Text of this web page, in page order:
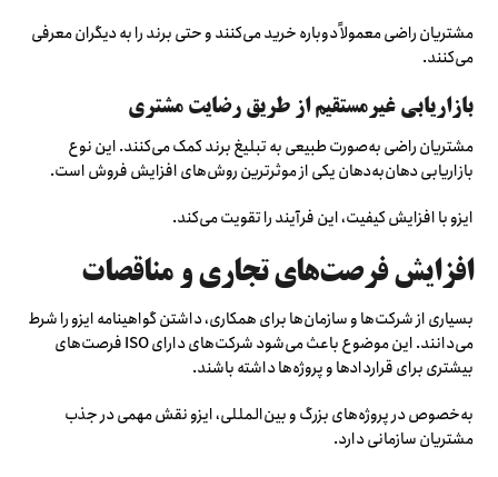
مشتریان راضی معمولاً دوباره خرید می‌کنند و حتی برند را به دیگران معرفی
می‌کنند.
بازاریابی غیرمستقیم از طریق رضایت مشتری
مشتریان راضی به‌صورت طبیعی به تبلیغ برند کمک می‌کنند. این نوع
بازاریابی دهان‌به‌دهان یکی از موثرترین روش‌های افزایش فروش است.
ایزو با افزایش کیفیت، این فرآیند را تقویت می‌کند.
افزایش فرصت‌های تجاری و مناقصات
بسیاری از شرکت‌ها و سازمان‌ها برای همکاری، داشتن گواهینامه ایزو را شرط
می‌دانند. این موضوع باعث می‌شود شرکت‌های دارای ISO فرصت‌های
بیشتری برای قراردادها و پروژه‌ها داشته باشند.
به‌خصوص در پروژه‌های بزرگ و بین‌المللی، ایزو نقش مهمی در جذب
مشتریان سازمانی دارد.